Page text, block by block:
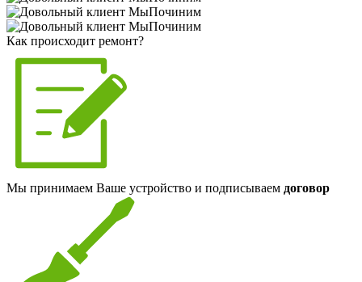
Как происходит ремонт?
Мы принимаем Ваше устройство и подписываем договор